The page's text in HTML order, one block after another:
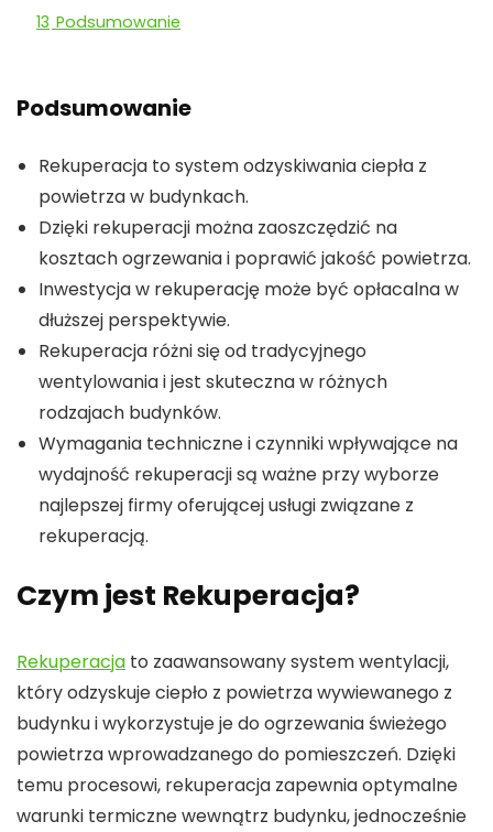
13 Podsumowanie
Podsumowanie
Rekuperacja to system odzyskiwania ciepła z
powietrza w budynkach.
Dzięki rekuperacji można zaoszczędzić na
kosztach ogrzewania i poprawić jakość powietrza.
Inwestycja w rekuperację może być opłacalna w
dłuższej perspektywie.
Rekuperacja różni się od tradycyjnego
wentylowania i jest skuteczna w różnych
rodzajach budynków.
Wymagania techniczne i czynniki wpływające na
wydajność rekuperacji są ważne przy wyborze
najlepszej firmy oferującej usługi związane z
rekuperacją.
Czym jest Rekuperacja?
Rekuperacja to zaawansowany system wentylacji,
który odzyskuje ciepło z powietrza wywiewanego z
budynku i wykorzystuje je do ogrzewania świeżego
powietrza wprowadzanego do pomieszczeń. Dzięki
temu procesowi, rekuperacja zapewnia optymalne
warunki termiczne wewnątrz budynku, jednocześnie